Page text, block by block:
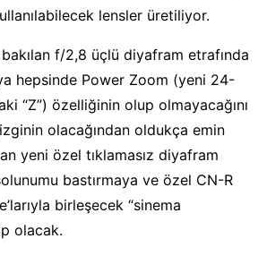
lensler üretiliyor.
f/2,8 üçlü diyafram etrafında
hepsinde Power Zoom (yeni 24-
“Z”) özelliğinin olup olmayacağını
olacağından oldukça emin
yeni özel tıklamasız diyafram
bastırmaya ve özel CN-R
birleşecek “sinema
olacak.